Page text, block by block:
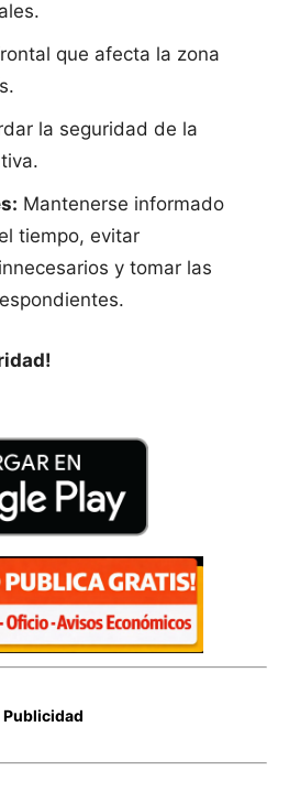
que afecta la zona
la seguridad de la
Mantenerse informado
tiempo, evitar
y tomar las
Publicidad